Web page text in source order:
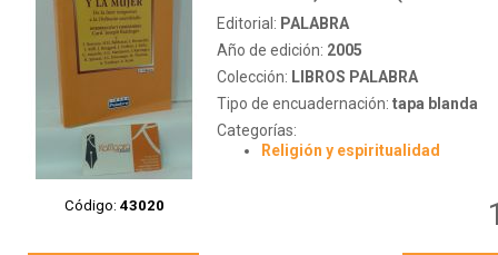
Código: 43020
Editorial: PALABRA
Año de edición: 2005
Colección: LIBROS PALABRA
Tipo de encuadernación: tapa blanda
Categorías:
Religión y espiritualidad